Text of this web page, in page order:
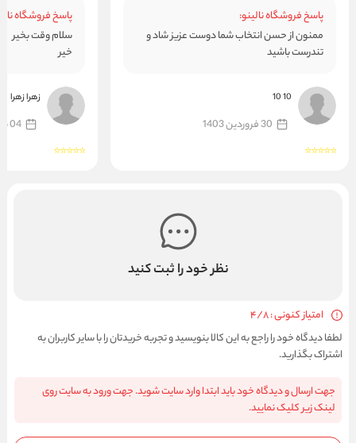
پاسخ فروشگاه نالینو:
ممنون از حسن انتخاب شما دوست عزیز شاد و
تندرست باشید
10 10
30 فروردین 1403
پاسخ فروشگاه
سلام وقت بخیر
خیر
زهرا زهرا
04 بهمن 1402
نظر خود را ثبت کنید
امتیاز کنونی : 4/8
لطفا دیدگاه خود را راجع به این کالا بنویسید و تجربه خریدتان را با سایر کاربران به
اشتراک بگذارید.
جهت ارسال و دیدگاه خود باید ابتدا وارد سایت شوید. جهت ورود به سایت روی
لینک زیر کلیک نمایید.